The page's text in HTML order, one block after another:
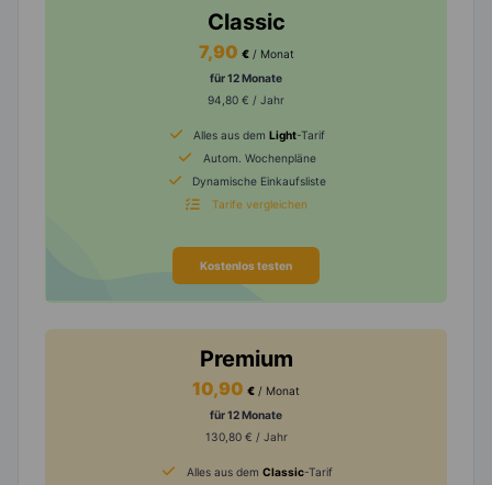
Classic
7,90 € / Monat
für 12 Monate
94,80 € / Jahr
Alles aus dem Light-Tarif
Autom. Wochenpläne
Dynamische Einkaufsliste
Tarife vergleichen
Kostenlos testen
Premium
10,90 € / Monat
für 12 Monate
130,80 € / Jahr
Alles aus dem Classic-Tarif